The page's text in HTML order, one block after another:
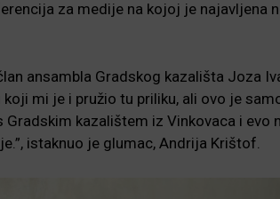
za medije na kojoj je najavljena
ansambla Gradskog kazališta Joza
mi je i pružio tu priliku, ali ovo je
kazalištem iz Vinkovaca i evo
istaknuo je glumac, Andrija Krištof.